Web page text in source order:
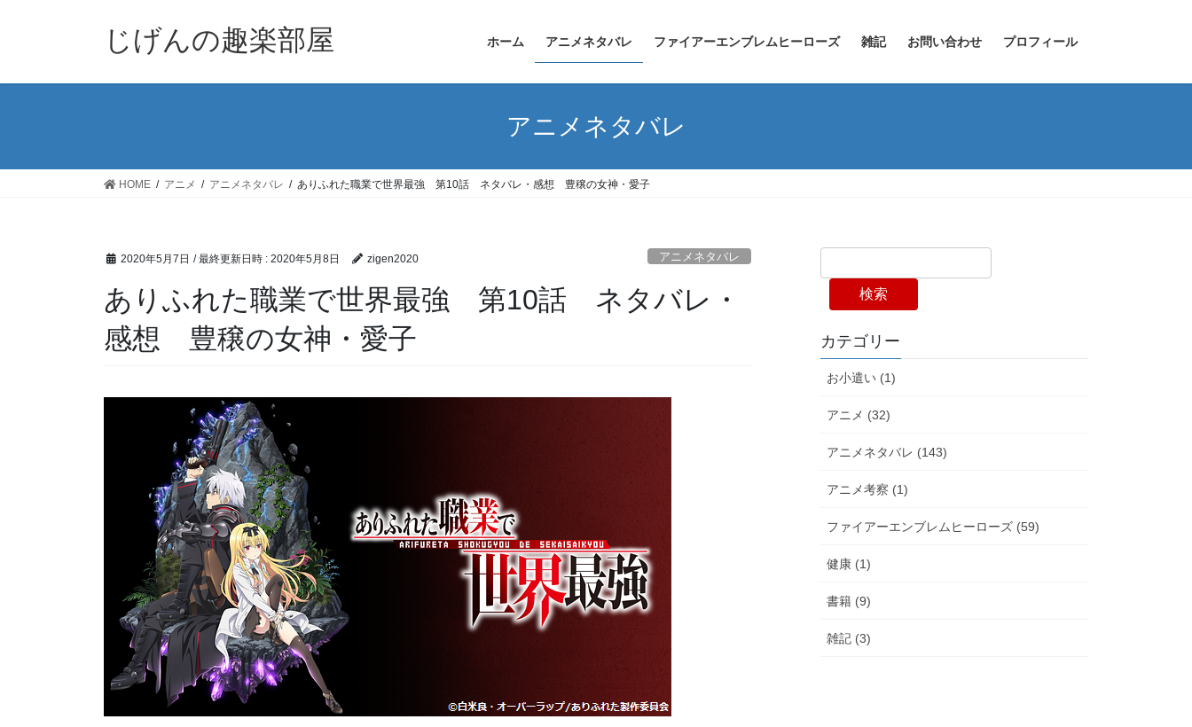
じげんの趣楽部屋 ホーム アニメネタバレ ファイアーエンブレムヒーローズ 雑記 お問い合わせ プロフィール
アニメネタバレ
HOME アニメ アニメネタバレ ありふれた職業で世界最強 第10話 ネタバレ・感想 豊穣の女神・愛子
2020年5月7日 / 最終更新日時 : 2020年5月8日 zigen2020 アニメネタバレ
ありふれた職業で世界最強 第10話 ネタバレ・
感想 豊穣の女神・愛子
検索
カテゴリー
お小遣い (1)
アニメ (32)
アニメネタバレ (143)
アニメ考察 (1)
ファイアーエンブレムヒーローズ (59)
健康 (1)
書籍 (9)
雑記 (3)